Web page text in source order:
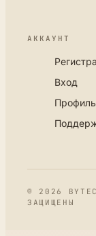
АККАУНТ
Вход
Профиль
© 2026
ЗАЩИЩЕНЫ